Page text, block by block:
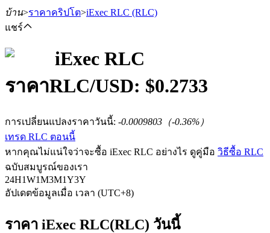
ฟิวเจอร์ส
ฟิวเจอร์ส USDT
บ้าน>ราคาคริปโต>iExec RLC (RLC)
แชร์
iExec RLC
ราคาRLC/USD: $0.2733
การเปลี่ยนแปลงราคาวันนี้: -0.0009803 （-0.36%）
เทรด RLC ตอนนี้
หากคุณไม่แน่ใจว่าจะซื้อ iExec RLC อย่างไร ดูคู่มือ วิธีซื้อ RLC
ฉบับสมบูรณ์ของเรา
24H1W1M3M1Y3Y
อัปเดตข้อมูลเมื่อ เวลา (UTC+8)
ราคา iExec RLC(RLC) วันนี้